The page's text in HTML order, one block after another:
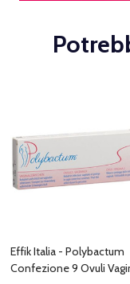
Effik Italia - Polybactum
Confezione 9 Ovuli